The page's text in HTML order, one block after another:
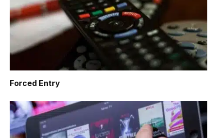
Forced Entry